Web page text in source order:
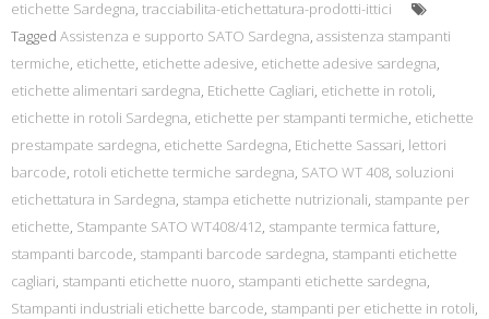
etichette Sardegna, tracciabilita-etichettatura-prodotti-ittici
Tagged Assistenza e supporto SATO Sardegna, assistenza stampanti
termiche, etichette, etichette adesive, etichette adesive sardegna,
etichette alimentari sardegna, Etichette Cagliari, etichette in rotoli,
etichette in rotoli Sardegna, etichette per stampanti termiche, etichette
prestampate sardegna, etichette Sardegna, Etichette Sassari, lettori
barcode, rotoli etichette termiche sardegna, SATO WT 408, soluzioni
etichettatura in Sardegna, stampa etichette nutrizionali, stampante per
etichette, Stampante SATO WT408/412, stampante termica fatture,
stampanti barcode, stampanti barcode sardegna, stampanti etichette
cagliari, stampanti etichette nuoro, stampanti etichette sardegna,
Stampanti industriali etichette barcode, stampanti per etichette in rotoli,